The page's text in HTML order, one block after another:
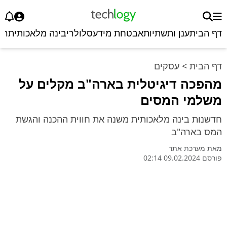
דף הביתענן ותשתיותאבטחת מידעסלולריבינה מלאכותית
דף הבית > עסקים
מהפכה דיגיטלית בארה"ב מקלים על
משלמי המסים
חדשנות בינה מלאכותית משנה את חווית ההכנה והגשת
המס בארה"ב
מאת מערכת אתר
פורסם 09.02.2024 02:14